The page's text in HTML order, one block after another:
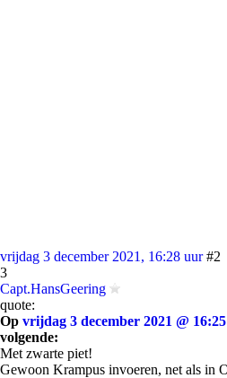
vrijdag 3 december 2021, 16:28 uur #2
3
Capt.HansGeering
quote:
Op vrijdag 3 december 2021 @ 16:25
volgende:
Met zwarte piet!
Gewoon Krampus invoeren, net als in